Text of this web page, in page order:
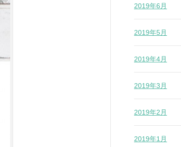
2019年6月
2019年5月
2019年4月
2019年3月
2019年2月
2019年1月